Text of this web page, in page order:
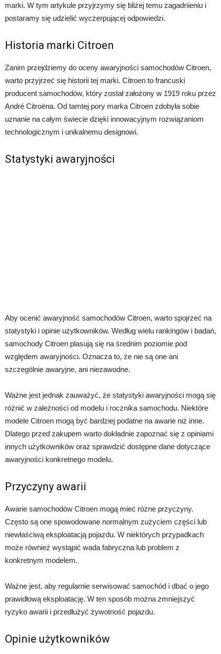
marki. W tym artykule przyjrzymy się bliżej temu zagadnieniu i
postaramy się udzielić wyczerpującej odpowiedzi.
Historia marki Citroen
Zanim przejdziemy do oceny awaryjności samochodów Citroen,
warto przyjrzeć się historii tej marki. Citroen to francuski
producent samochodów, który został założony w 1919 roku przez
André Citroëna. Od tamtej pory marka Citroen zdobyła sobie
uznanie na całym świecie dzięki innowacyjnym rozwiązaniom
technologicznym i unikalnemu designowi.
Statystyki awaryjności
Aby ocenić awaryjność samochodów Citroen, warto spojrzeć na
statystyki i opinie użytkowników. Według wielu rankingów i badań,
samochody Citroen plasują się na średnim poziomie pod
względem awaryjności. Oznacza to, że nie są one ani
szczególnie awaryjne, ani niezawodne.
Ważne jest jednak zauważyć, że statystyki awaryjności mogą się
różnić w zależności od modelu i rocznika samochodu. Niektóre
modele Citroen mogą być bardziej podatne na awarie niż inne.
Dlatego przed zakupem warto dokładnie zapoznać się z opiniami
innych użytkowników oraz sprawdzić dostępne dane dotyczące
awaryjności konkretnego modelu.
Przyczyny awarii
Awarie samochodów Citroen mogą mieć różne przyczyny.
Często są one spowodowane normalnym zużyciem części lub
niewłaściwą eksploatacją pojazdu. W niektórych przypadkach
może również wystąpić wada fabryczna lub problem z
konkretnym modelem.
Ważne jest, aby regularnie serwisować samochód i dbać o jego
prawidłową eksploatację. W ten sposób można zmniejszyć
ryzyko awarii i przedłużyć żywotność pojazdu.
Opinie użytkowników